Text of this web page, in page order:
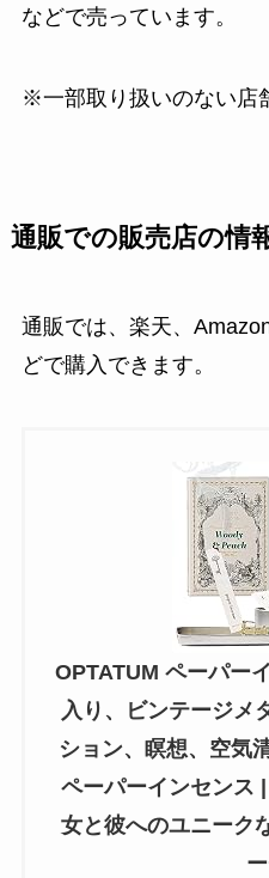
などで売っています。
※一部取り扱いのない店
通販での販売店の情
通販では、楽天、
どで購入できます。
OPTATUM ペーパー
入り、ビンテージメ
ション、瞑想、空気
ペーパーインセンス
女と彼へのユニーク
ー